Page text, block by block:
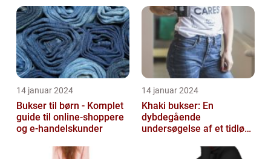
14 januar 2024
Bukser til børn - Komplet
guide til online-shoppere
og e-handelskunder
14 januar 2024
Khaki bukser: En
dybdegående
undersøgelse af et tidløst